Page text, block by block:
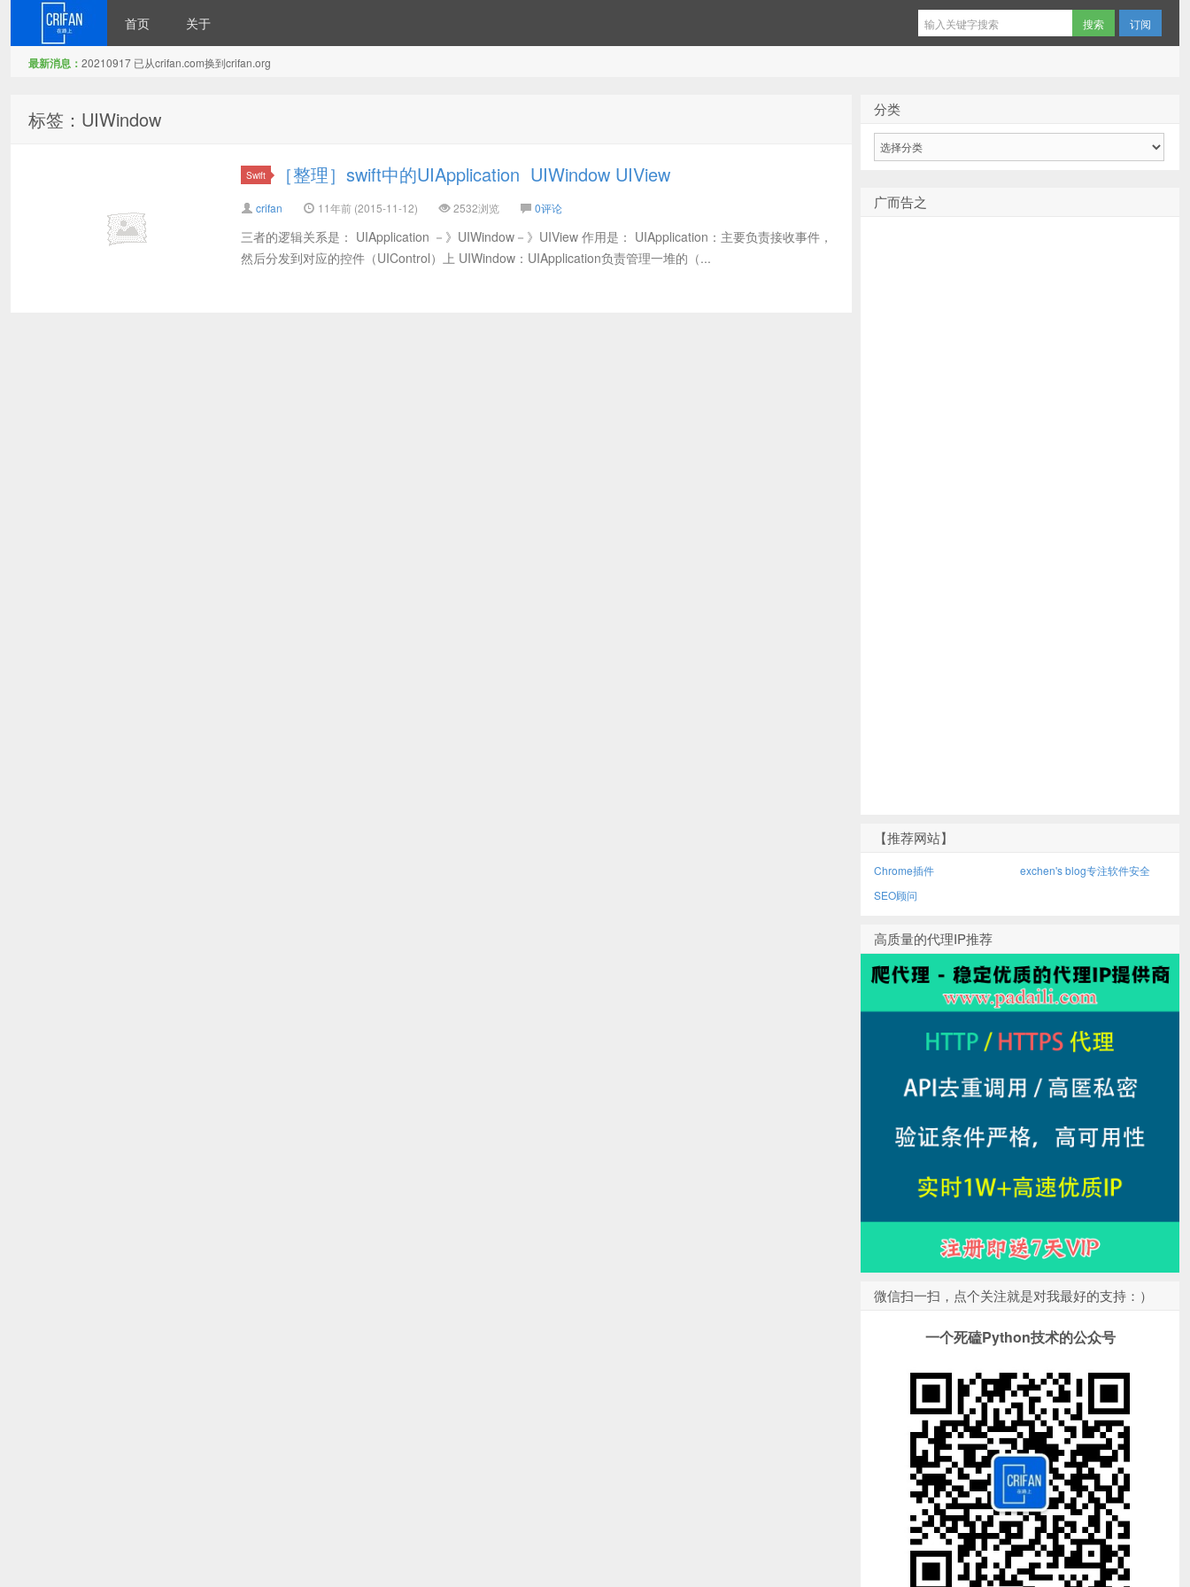
首页 关于 订阅
最新消息： 20210917 已从crifan.com换到crifan.org
标签：UIWindow
Swift ［整理］swift中的UIApplication UIWindow UIView
crifan 11年前 (2015-11-12) 2532浏览 0评论
三者的逻辑关系是： UIApplication －》UIWindow－》UIView 作用是： UIApplication：主要负责接收事件，
然后分发到对应的控件（UIControl）上 UIWindow：UIApplication负责管理一堆的（...
分类
广而告之
【推荐网站】
Chrome插件
exchen's blog专注软件安全
SEO顾问
高质量的代理IP推荐
微信扫一扫，点个关注就是对我最好的支持：）
一个死磕Python技术的公众号